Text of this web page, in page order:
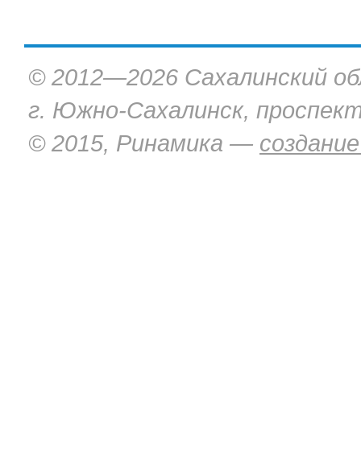
© 2012—2026 Сахалинский
г. Южно-Сахалинск,
© 2015, Ринамика —